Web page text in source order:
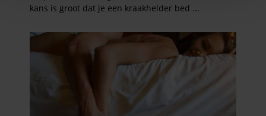
personaliseren, om functies voor social media te bieden
informatie over uw gebruik van onze site met onze
partners voor social media, adverteren en analyse. Deze
partners kunnen deze gegevens combineren met andere
informatie die u aan ze heeft verstrekt of die ze hebben
verzameld op basis van uw gebruik van hun services. U
gaat akkoord met onze cookies als u onze website blijft